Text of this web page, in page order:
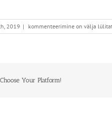
2019 | kommenteerimine on välja
Your Platform!